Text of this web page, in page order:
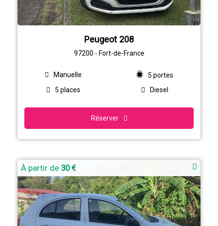
Peugeot 208
97200 - Fort-de-France
Manuelle
5 portes
5 places
Diesel
Réserver
À partir de 30 €